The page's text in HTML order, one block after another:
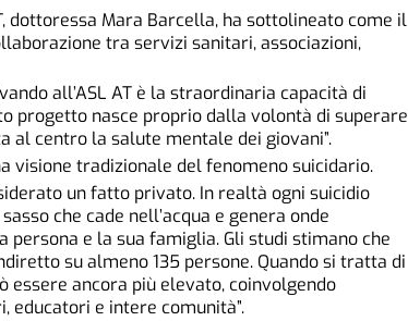
dottoressa Mara Barcella, ha sottolineato come il
tra servizi sanitari, associazioni,
all’ASL AT è la straordinaria capacità di
progetto nasce proprio dalla volontà di superare
al centro la salute mentale dei giovani”.
visione tradizionale del fenomeno suicidario.
un fatto privato. In realtà ogni suicidio
che cade nell’acqua e genera onde
e la sua famiglia. Gli studi stimano che
su almeno 135 persone. Quando si tratta di
essere ancora più elevato, coinvolgendo
educatori e intere comunità”.